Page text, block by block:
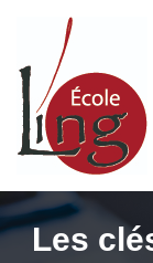
content
Les